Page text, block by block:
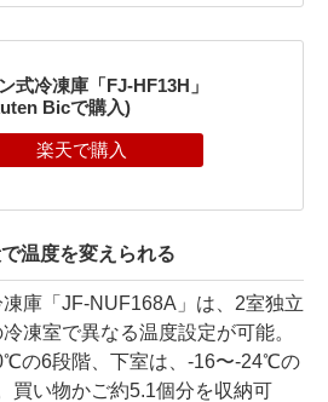
式冷凍庫「FJ-HF13H」
Bicで購入)
温度を変えられる
庫「JF-NUF168A」は、2室独立
凍室で異なる温度設定が可能。
の6段階、下室は、-16〜-24℃の
買い物かご約5.1個分を収納可